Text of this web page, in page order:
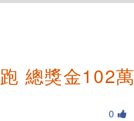
總獎金102萬
0